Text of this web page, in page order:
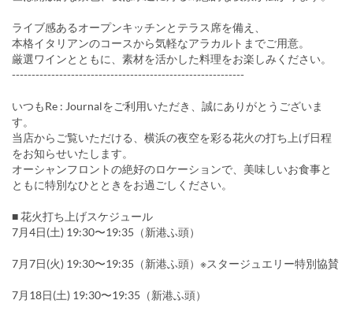
ライブ感あるオープンキッチンとテラス席を備え、
本格イタリアンのコースから気軽なアラカルトまでご用意。
厳選ワインとともに、素材を活かした料理をお楽しみください。
-----------------------------------------------------------
いつもRe : Journalをご利用いただき、誠にありがとうございま
す。
当店からご覧いただける、横浜の夜空を彩る花火の打ち上げ日程
をお知らせいたします。
オーシャンフロントの絶好のロケーションで、美味しいお食事と
ともに特別なひとときをお過ごしください。
■ 花火打ち上げスケジュール
7月4日(土) 19:30〜19:35（新港ふ頭）
7月7日(火) 19:30〜19:35（新港ふ頭）※スタージュエリー特別協賛
7月18日(土) 19:30〜19:35（新港ふ頭）